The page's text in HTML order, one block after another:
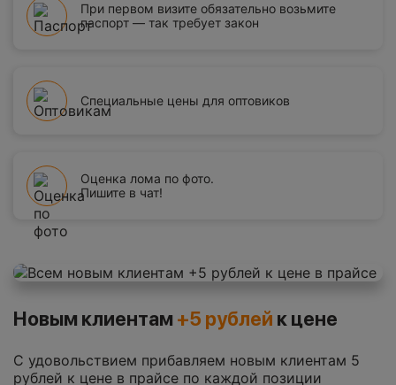
При первом визите обязательно возьмите
паспорт — так требует закон
Специальные цены для оптовиков
Оценка лома по фото.
Пишите в чат!
Новым клиентам +5 рублей к цене
С удовольствием прибавляем новым клиентам 5
рублей к цене в прайсе по каждой позиции